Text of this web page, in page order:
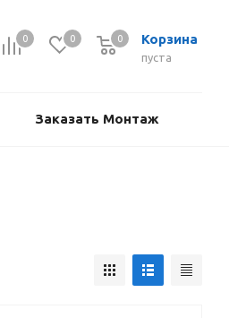
0 0 Корзина
пуста
0
Заказать Монтаж